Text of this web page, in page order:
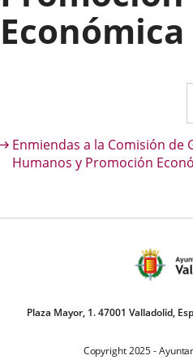
Económica
Enmiendas a la Comisión de
Humanos y Promoción
Plaza Mayor, 1. 47001 Valladolid,
Copyright 2025 -